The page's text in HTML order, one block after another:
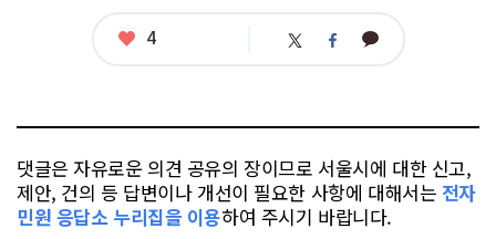
좋
4 트 페 카
댓글은 자유로운 의견 공유의 장이므로 서울시에 대한 신고,
제안, 건의 등 답변이나 개선이 필요한 사항에 대해서는 전자
민원 응답소 누리집을 이용하여 주시기 바랍니다.